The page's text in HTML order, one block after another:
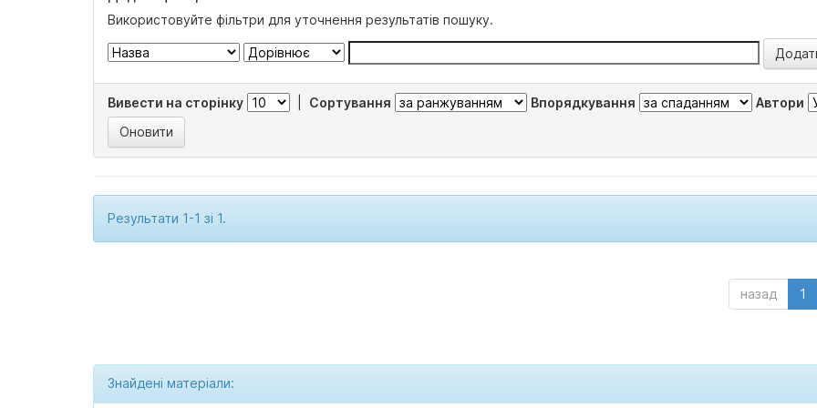
Використовуйте фільтри для уточнення результатів пошуку.
Вивести на сторінку Сортування Впорядкування Автори
Результати 1-1 зі 1.
назад 1
Знайдені матеріали: